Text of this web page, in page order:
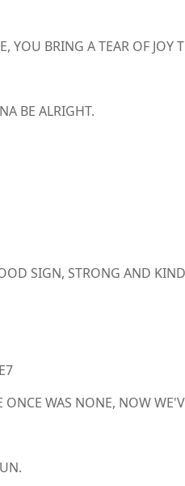
BRING A TEAR OF JOY
BE ALRIGHT.
SIGN, STRONG AND
WAS NONE, NOW